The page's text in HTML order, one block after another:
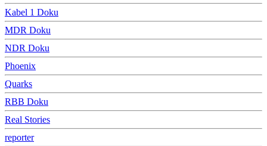
Kabel 1 Doku
MDR Doku
NDR Doku
Phoenix
Quarks
RBB Doku
Real Stories
reporter